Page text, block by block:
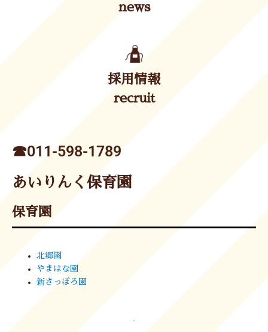
news
採用情報
recruit
☎︎011-598-1789
あいりんく保育園
保育園
北郷園
やまはな園
新さっぽろ園